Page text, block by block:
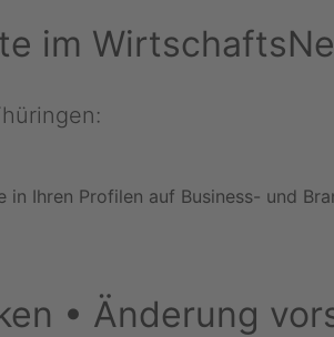
im
Ihren Profilen auf Business- und
• Änderung